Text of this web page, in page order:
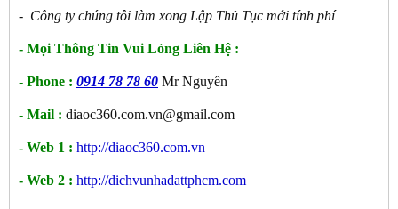
- Công ty chúng tôi làm xong Lập Thủ Tục mới tính phí
- Mọi Thông Tin Vui Lòng Liên Hệ :
- Phone : 0914 78 78 60 Mr Nguyên
- Mail : diaoc360.com.vn@gmail.com
- Web 1 : http://diaoc360.com.vn
- Web 2 : http://dichvunhadattphcm.com